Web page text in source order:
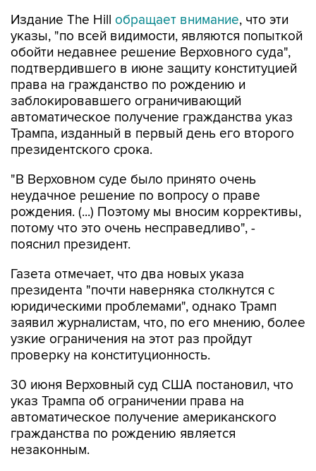
Издание The Hill обращает внимание, что эти
указы, "по всей видимости, являются попыткой
обойти недавнее решение Верховного суда",
подтвердившего в июне защиту конституцией
права на гражданство по рождению и
заблокировавшего ограничивающий
автоматическое получение гражданства указ
Трампа, изданный в первый день его второго
президентского срока.
"В Верховном суде было принято очень
неудачное решение по вопросу о праве
рождения. (...) Поэтому мы вносим коррективы,
потому что это очень несправедливо", -
пояснил президент.
Газета отмечает, что два новых указа
президента "почти наверняка столкнутся с
юридическими проблемами", однако Трамп
заявил журналистам, что, по его мнению, более
узкие ограничения на этот раз пройдут
проверку на конституционность.
30 июня Верховный суд США постановил, что
указ Трампа об ограничении права на
автоматическое получение американского
гражданства по рождению является
незаконным.